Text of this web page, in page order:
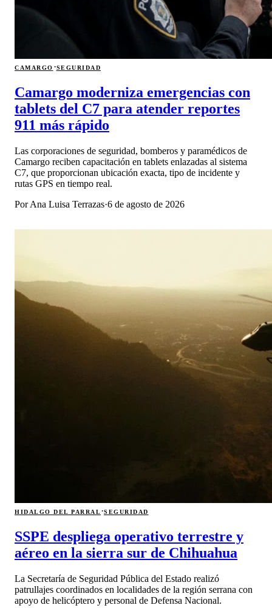
CAMARGO ·SEGURIDAD
Camargo moderniza emergencias con
tablets del C7 para atender reportes
911 más rápido
Las corporaciones de seguridad, bomberos y paramédicos de
Camargo reciben capacitación en tablets enlazadas al sistema
C7, que proporcionan ubicación exacta, tipo de incidente y
rutas GPS en tiempo real.
PorAna Luisa Terrazas·6 de agosto de 2026
HIDALGO DEL PARRAL·SEGURIDAD
SSPE despliega operativo terrestre y
aéreo en la sierra sur de Chihuahua
La Secretaría de Seguridad Pública del Estado realizó
patrullajes coordinados en localidades de la región serrana con
apoyo de helicóptero y personal de Defensa Nacional.